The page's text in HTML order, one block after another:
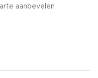
aanbevelen